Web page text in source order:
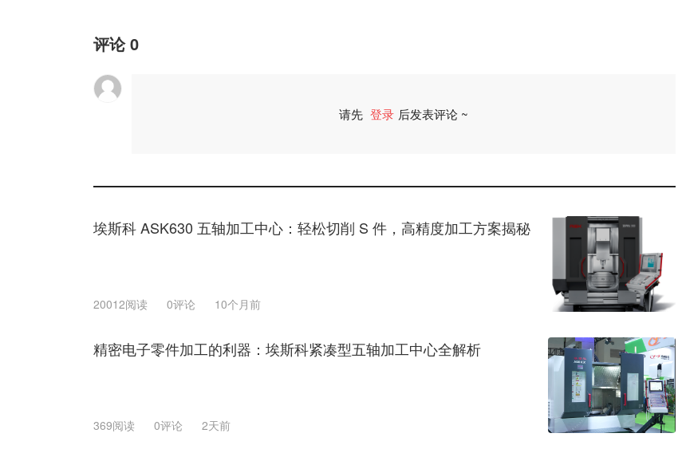
评论0
请先 登录 后发表评论 ~
埃斯科 ASK630 五轴加工中心：轻松切削 S 件，高精度加工方案揭秘
20012阅读 0评论 10个月前
精密电子零件加工的利器：埃斯科紧凑型五轴加工中心全解析
369阅读 0评论 2天前